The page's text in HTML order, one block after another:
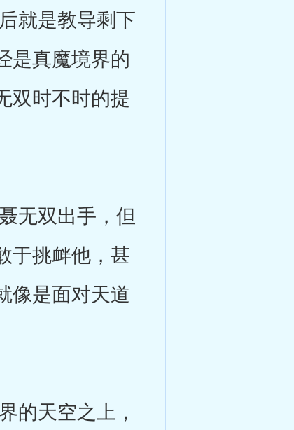
就是教导剩下
是真魔境界的
双时不时的提
无双出手，但
于挑衅他，甚
像是面对天道
天空之上，